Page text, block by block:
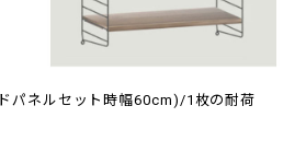
パネルセット時幅60cm)/1枚の耐荷